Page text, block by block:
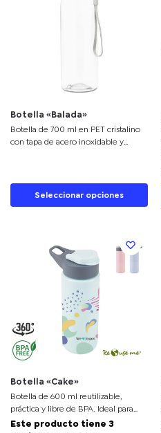
Botella «Balada»
Botella de 700 ml en PET cristalino
con tapa de acero inoxidable y
Seleccionar opciones
Botella «Cake»
Botella de 600 ml reutilizable,
práctica y libre de BPA. Ideal para
personalizar y destacar en campañas
Este producto tiene 3